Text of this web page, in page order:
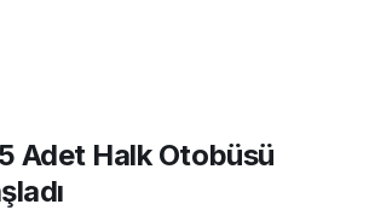
Adet Halk Otobüsü